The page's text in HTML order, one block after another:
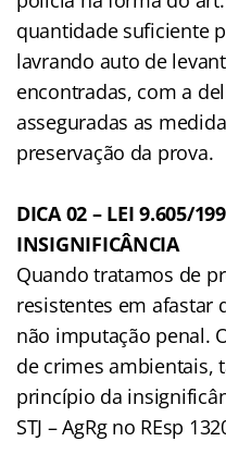
quantidade suficiente
lavrando auto de
encontradas, com a
asseguradas as
preservação da prova.
DICA 02 – LEI 9.605/
INSIGNIFICÂNCIA
Quando tratamos de
resistentes em afastar
não imputação penal.
de crimes ambientais,
princípio da
STJ – AgRg no REsp